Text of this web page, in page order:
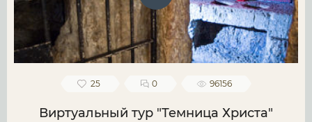
25 0 96156
Виртуальный тур "Темница Христа"